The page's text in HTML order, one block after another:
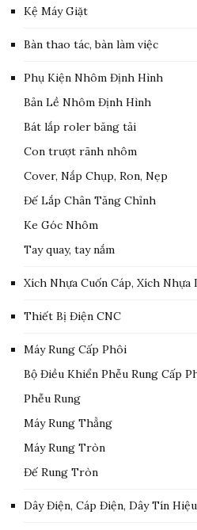
Kệ Máy Giặt
Bàn thao tác, bàn làm việc
Phụ Kiện Nhôm Định Hình
Bản Lề Nhôm Định Hình
Bát lắp roler băng tải
Con trượt rãnh nhôm
Cover, Nắp Chụp, Ron, Nẹp
Đế Lắp Chân Tăng Chỉnh
Ke Góc Nhôm
Tay quay, tay nắm
Xích Nhựa Cuốn Cáp, Xích Nhựa
Thiết Bị Điện CNC
Máy Rung Cấp Phôi
Bộ Điều Khiển Phễu Rung Cấp
Phễu Rung
Máy Rung Thẳng
Máy Rung Tròn
Đế Rung Tròn
Dây Điện, Cáp Điện, Dây Tín Hiệu